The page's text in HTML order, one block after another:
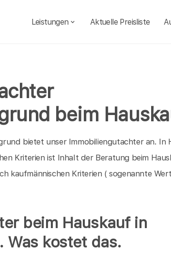
Leistungen Aktuelle Preisliste
beim
bietet unser Immobiliengutachter an. In
Kriterien ist Inhalt der Beratung beim
kaufmännischen Kriterien ( sogenannte
beim Hauskauf in
Was kostet das.